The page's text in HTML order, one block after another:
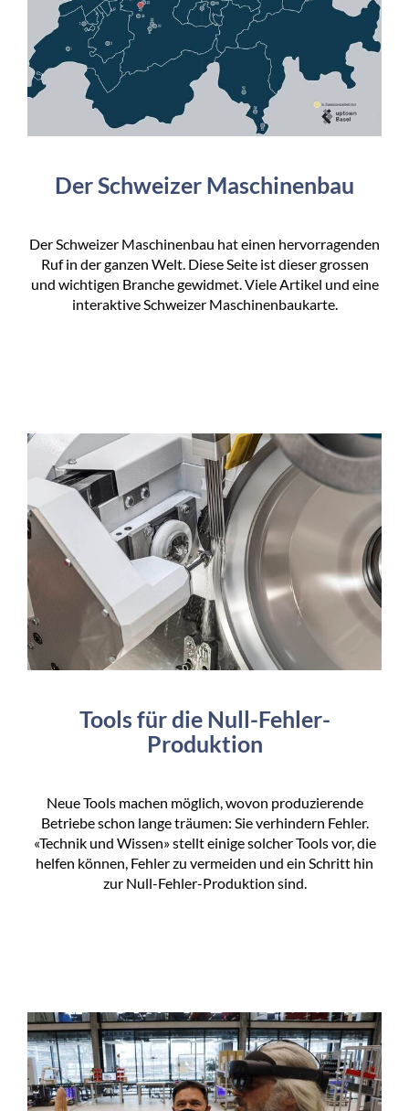
Der Schweizer Maschinenbau
Der Schweizer Maschinenbau hat einen hervorragenden
Ruf in der ganzen Welt. Diese Seite ist dieser grossen
und wichtigen Branche gewidmet. Viele Artikel und eine
interaktive Schweizer Maschinenbaukarte.
Tools für die Null-Fehler-
Produktion
Neue Tools machen möglich, wovon produzierende
Betriebe schon lange träumen: Sie verhindern Fehler.
«Technik und Wissen» stellt einige solcher Tools vor, die
helfen können, Fehler zu vermeiden und ein Schritt hin
zur Null-Fehler-Produktion sind.